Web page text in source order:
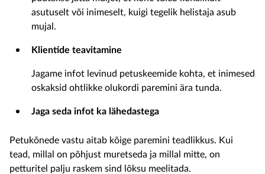
asutuselt või inimeselt, kuigi tegelik helistaja asub
mujal.
Klientide teavitamine
Jagame infot levinud petuskeemide kohta, et inimesed
oskaksid ohtlikke olukordi paremini ära tunda.
Jaga seda infot ka lähedastega
Petukõnede vastu aitab kõige paremini teadlikkus. Kui
tead, millal on põhjust muretseda ja millal mitte, on
petturitel palju raskem sind lõksu meelitada.